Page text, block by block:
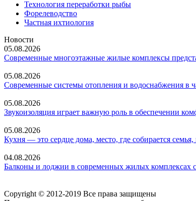
Технология переработки рыбы
Форелеводство
Частная ихтиология
Новости
05.08.2026
Современные многоэтажные жилые комплексы
05.08.2026
Современные системы отопления и водоснабжения в
05.08.2026
Звукоизоляция играет важную роль в обеспечении
05.08.2026
Кухня — это сердце дома, место, где собирается
04.08.2026
Балконы и лоджии в современных жилых комплексах
Copyright © 2012-2019 Все права защищены